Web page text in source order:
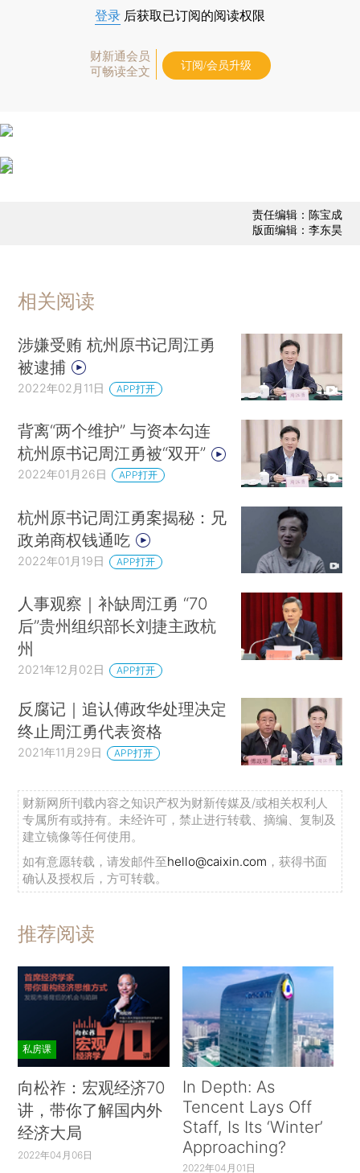
登录 后获取已订阅的阅读权限
财新通会员
可畅读全文
订阅/会员升级
责任编辑：陈宝成
版面编辑：李东昊
相关阅读
涉嫌受贿 杭州原书记周江勇
被逮捕
2022年02月11日 APP打开
背离“两个维护” 与资本勾连
杭州原书记周江勇被“双开”
2022年01月26日 APP打开
杭州原书记周江勇案揭秘：兄
政弟商权钱通吃
2022年01月19日 APP打开
人事观察｜补缺周江勇 “70
后”贵州组织部长刘捷主政杭
州
2021年12月02日 APP打开
反腐记｜追认傅政华处理决定
终止周江勇代表资格
2021年11月29日 APP打开
财新网所刊载内容之知识产权为财新传媒及/或相关权利人
专属所有或持有。未经许可，禁止进行转载、摘编、复制及
建立镜像等任何使用。
如有意愿转载，请发邮件至hello@caixin.com ，获得书面
确认及授权后，方可转载。
推荐阅读
私房课
向松祚：宏观经济70
讲，带你了解国内外
经济大局
2022年04月06日
In Depth: As
Tencent Lays Off
Staff, Is Its ‘Winter’
Approaching?
2022年04月01日